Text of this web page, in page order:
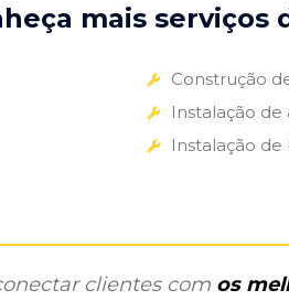
mais serviços
Construção
Instalação de
Instalação
clientes com os